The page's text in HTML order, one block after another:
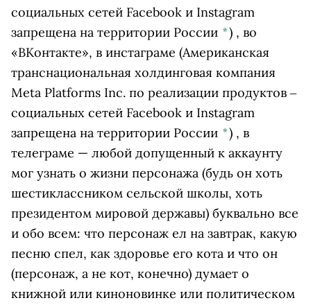
социальных сетей Facebook и Instagram
запрещена на территории России *) , во
«ВКонтакте», в инстаграме (Американская
транснациональная холдинговая компания
Meta Platforms Inc. по реализации продуктов ‒
социальных сетей Facebook и Instagram
запрещена на территории России *) , в
телеграме — любой допущенный к аккаунту
мог узнать о жизни персонажа (будь он хоть
шестиклассником сельской школы, хоть
президентом мировой державы) буквально все
и обо всем: что персонаж ел на завтрак, какую
песню спел, как здоровье его кота и что он
(персонаж, а не кот, конечно) думает о
книжной или киноновинке или политическом